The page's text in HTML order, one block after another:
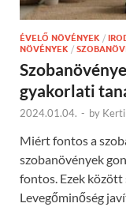
ÉVELŐ NÖVÉNYEK /
NÖVÉNYEK /
gyakorlati
2024.01.04. - by
Miért fontos a
szobanövények
fontos. Ezek között
Levegőminőség